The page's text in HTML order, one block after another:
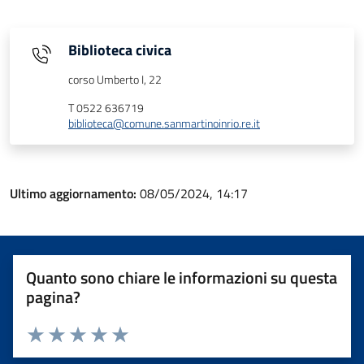
Biblioteca civica
corso Umberto I, 22
T 0522 636719
biblioteca@comune.sanmartinoinrio.re.it
Ultimo aggiornamento: 08/05/2024, 14:17
Quanto sono chiare le informazioni su questa
pagina?
Valuta 5 stelle su 5
Valuta 4 stelle su 5
Valuta 3 stelle su 5
Valuta 2 stelle su 5
Valuta 1 stelle su 5